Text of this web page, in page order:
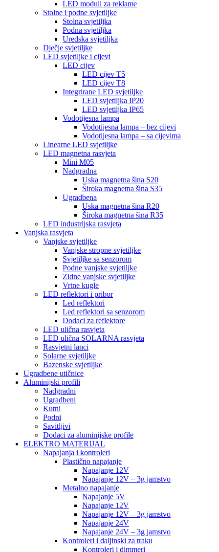
LED moduli za reklame
Stolne i podne svjetiljke
Stolna svjetiljka
Podna svjetiljka
Uredska svjetiljka
Dječje svjetiljke
LED svjetiljke i cijevi
LED cijev
LED cijev T5
LED cijev T8
Integrirane LED svjetiljke
LED svjetiljka IP20
LED svjetiljka IP65
Vodotijesna lampa
Vodotijesna lampa – bez cijevi
Vodotijesna lampa – sa cijevima
Linearne LED svjetiljke
LED magnetna rasvjeta
Mini M05
Nadgradna
Uska magnetna šina S20
Široka magnetna šina S35
Ugradbena
Uska magnetna šina R20
Široka magnetna šina R35
LED industrijska rasvjeta
Vanjska rasvjeta
Vanjske svjetiljke
Vanjske stropne svjetiljke
Svjetiljke sa senzorom
Podne vanjske svjetiljke
Zidne vanjske svjetiljke
Vrtne kugle
LED reflektori i pribor
Led reflektori
Led reflektori sa senzorom
Dodaci za reflektore
LED ulična rasvjeta
LED ulična SOLARNA rasvjeta
Rasvjetni lanci
Solarne svjetiljke
Bazenske svjetiljke
Ugradbene utičnice
Aluminijski profili
Nadgradni
Ugradbeni
Kutni
Podni
Savitljivi
Dodaci za aluminijske profile
ELEKTRO MATERIJAL
Napajanja i kontroleri
Plastično napajanje
Napajanje 12V
Napajanje 12V – 3g jamstvo
Metalno napajanje
Napajanje 5V
Napajanje 12V
Napajanje 12V – 3g jamstvo
Napajanje 24V
Napajanje 24V – 3g jamstvo
Kontroleri i daljinski za traku
Kontroleri i dimmeri